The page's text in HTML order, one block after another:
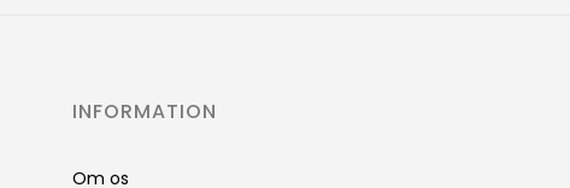
INFORMATION
Om os